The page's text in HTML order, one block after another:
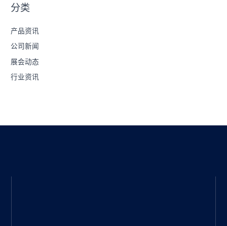
分类
产品资讯
公司新闻
展会动态
行业资讯